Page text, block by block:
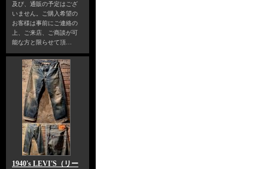
及び、通販の予定はござ
いません。ご購入希望の
お客様は事前にご連絡の
上、ご来店、ご商談が可
能な方と限らせて頂…
1940's LEVI'S（リー